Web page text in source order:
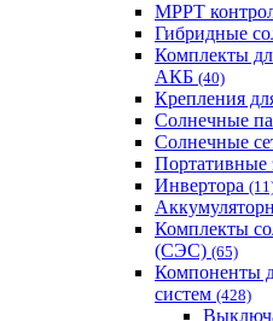
MPPT
Гибридные
Комплекты
АКБ (40)
Крепления
Солнечные
Солнечные
Портативные
Инвертора
Комплекты
(СЭС) (65)
Компоненты
систем (428)